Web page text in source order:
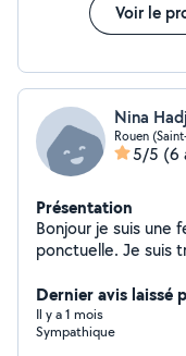
Voir le
Nina
Rouen
5/5 (6
Présentation
Bonjour je suis une
ponctuelle. Je suis
Dernier avis laissé
Il y a 1 mois
Sympathique